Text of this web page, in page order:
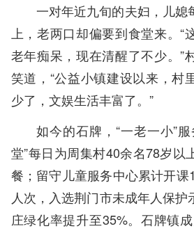
一对年近九旬的夫妇，儿媳
上，老两口却偏要到食堂来。“
老年痴呆，现在清醒了不少。”
笑道，“公益小镇建设以来，村
少了，文娱生活丰富了。”
如今的石牌，“一老一小”
堂”每日为周集村40余名78岁以
餐；留守儿童服务中心累计开
人次，入选荆门市未成年人保
庄绿化率提升至35%。石牌镇